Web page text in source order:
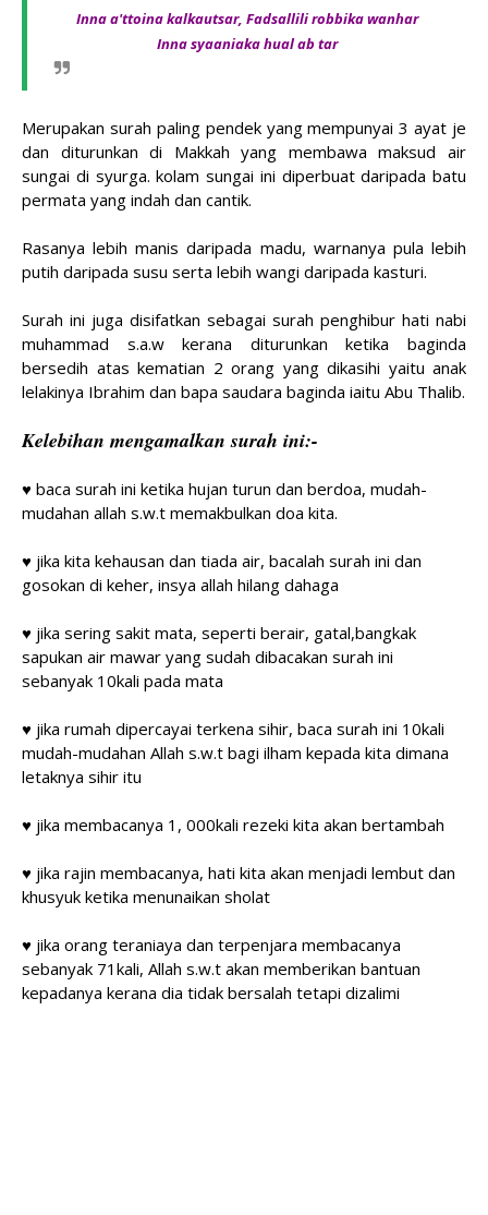
Inna a'ttoina kalkautsar, Fadsallili robbika wanhar
Inna syaaniaka hual ab tar
Merupakan surah paling pendek yang mempunyai 3 ayat je
dan diturunkan di Makkah yang membawa maksud air
sungai di syurga. kolam sungai ini diperbuat daripada batu
permata yang indah dan cantik.
Rasanya lebih manis daripada madu, warnanya pula lebih
putih daripada susu serta lebih wangi daripada kasturi.
Surah ini juga disifatkan sebagai surah penghibur hati nabi
muhammad s.a.w kerana diturunkan ketika baginda
bersedih atas kematian 2 orang yang dikasihi yaitu anak
lelakinya Ibrahim dan bapa saudara baginda iaitu Abu Thalib.
Kelebihan mengamalkan surah ini:-
♥ baca surah ini ketika hujan turun dan berdoa, mudah-
mudahan allah s.w.t memakbulkan doa kita.
♥ jika kita kehausan dan tiada air, bacalah surah ini dan
gosokan di keher, insya allah hilang dahaga
♥ jika sering sakit mata, seperti berair, gatal,bangkak
sapukan air mawar yang sudah dibacakan surah ini
sebanyak 10kali pada mata
♥ jika rumah dipercayai terkena sihir, baca surah ini 10kali
mudah-mudahan Allah s.w.t bagi ilham kepada kita dimana
letaknya sihir itu
♥ jika membacanya 1, 000kali rezeki kita akan bertambah
♥ jika rajin membacanya, hati kita akan menjadi lembut dan
khusyuk ketika menunaikan sholat
♥ jika orang teraniaya dan terpenjara membacanya
sebanyak 71kali, Allah s.w.t akan memberikan bantuan
kepadanya kerana dia tidak bersalah tetapi dizalimi